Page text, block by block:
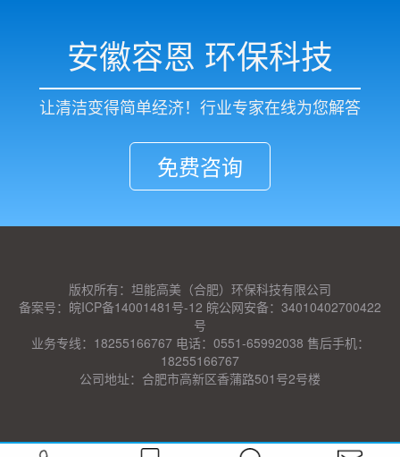
安徽容恩 环保科技
让清洁变得简单经济！行业专家在线为您解答
免费咨询
版权所有：坦能高美（合肥）环保科技有限公司
备案号：皖ICP备14001481号-12 皖公网安备：34010402700422
号
业务专线：18255166767 电话：0551-65992038 售后手机：
18255166767
公司地址：合肥市高新区香蒲路501号2号楼